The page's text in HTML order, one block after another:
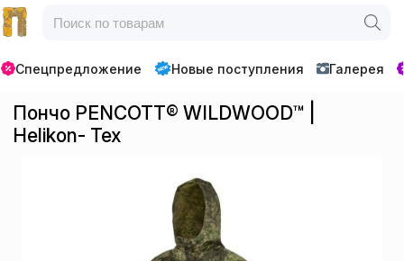
Спецпредложение Новые поступления Галерея
Пончо PENCOTT® WILDWOOD™ |
Helikon- Tex